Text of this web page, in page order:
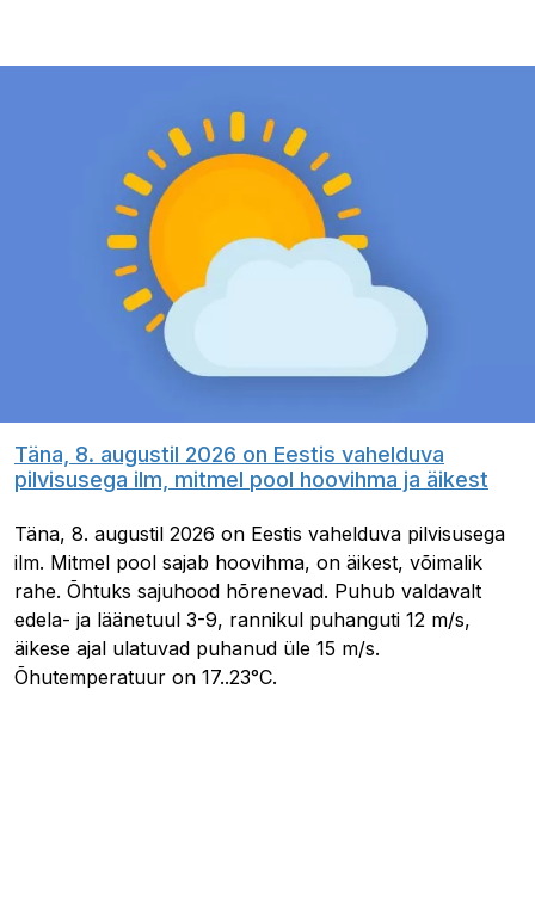
Täna, 8. augustil 2026 on Eestis vahelduva
pilvisusega ilm, mitmel pool hoovihma ja äikest
Täna, 8. augustil 2026 on Eestis vahelduva pilvisusega
ilm. Mitmel pool sajab hoovihma, on äikest, võimalik
rahe. Õhtuks sajuhood hõrenevad. Puhub valdavalt
edela- ja läänetuul 3-9, rannikul puhanguti 12 m/s,
äikese ajal ulatuvad puhanud üle 15 m/s.
Õhutemperatuur on 17..23°C.